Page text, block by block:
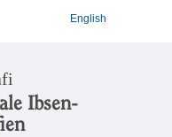
English
Ibsen-